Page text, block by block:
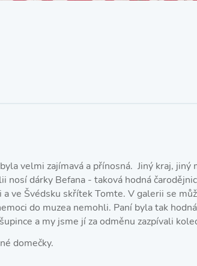
velmi zajímavá a přínosná. Jiný kraj, jiný
nosí dárky Befana - taková hodná
ve Švédsku skřítek Tomte. V galerii se
do muzea nemohli. Paní byla tak
a my jsme jí za odměnu zazpívali
domečky.